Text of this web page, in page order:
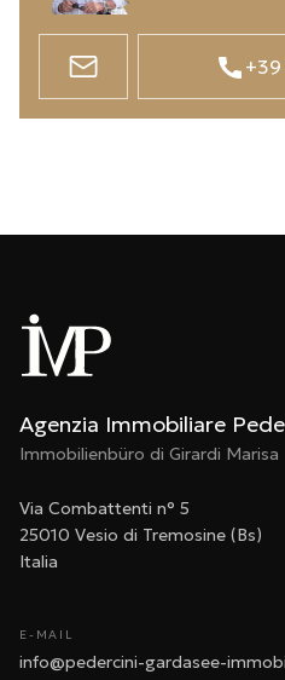
Agenzia Immobiliare
Immobilienbüro di Girardi Marisa
Via Combattenti n° 5
25010 Vesio di Tremosine (Bs)
Italia
E-MAIL
info@pedercini-gardasee-